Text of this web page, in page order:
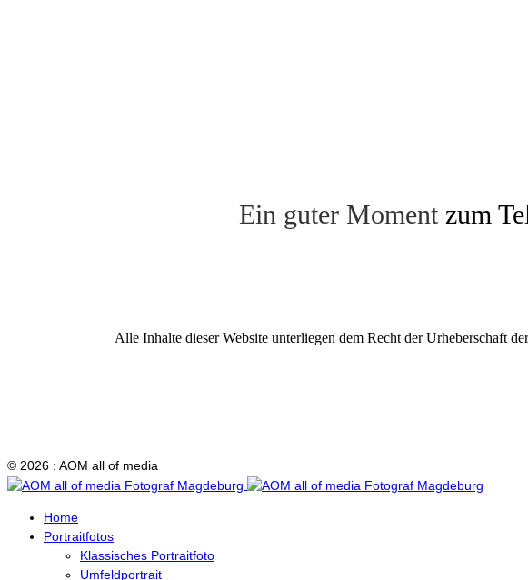
Ein guter Moment zum
Alle Inhalte dieser Website unterliegen dem Recht der Urheberschaft der
© 2026 : AOM all of media
Home
Portraitfotos
Klassisches Portraitfoto
Umfeldportrait